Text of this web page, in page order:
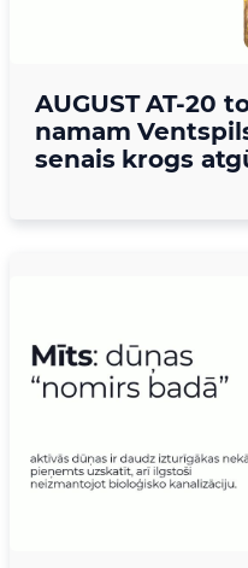
AUGUST AT-20
namam
senais krogs